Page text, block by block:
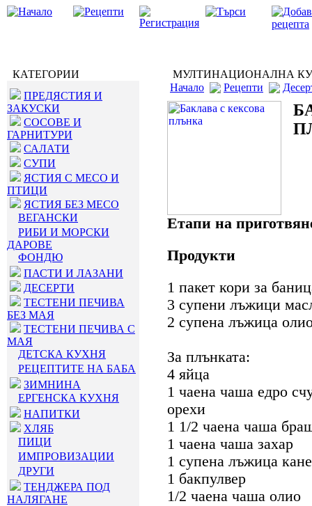
КАТЕГОРИИ
ПРЕДЯСТИЯ И
ЗАКУСКИ
СОСОВЕ И
ГАРНИТУРИ
САЛАТИ
СУПИ
ЯСТИЯ С МЕСО И
ПТИЦИ
ЯСТИЯ БЕЗ МЕСО
ВЕГАНСКИ
РИБИ И МОРСКИ
ДАРОВЕ
ФОНДЮ
ПАСТИ И ЛАЗАНИ
ДЕСЕРТИ
ТЕСТЕНИ ПЕЧИВА
БЕЗ МАЯ
ТЕСТЕНИ ПЕЧИВА С
МАЯ
ДЕТСКА КУХНЯ
РЕЦЕПТИТЕ НА БАБА
ЗИМНИНА
ЕРГЕНСКА КУХНЯ
НАПИТКИ
ХЛЯБ
ПИЦИ
ИМПРОВИЗАЦИИ
ДРУГИ
ТЕНДЖЕРА ПОД
НАЛЯГАНЕ
МУЛТИНАЦИОНАЛНА
Начало
Рецепти
Етапи на
Продукти
1 пакет кори за
3 супени лъжици
2 супена лъжица
За плънката:
4 яйца
1 чаена чаша едро
орехи
1 1/2 чаена чаша
1 чаена чаша захар
1 супена лъжица
1 бакпулвер
1/2 чаена чаша олио